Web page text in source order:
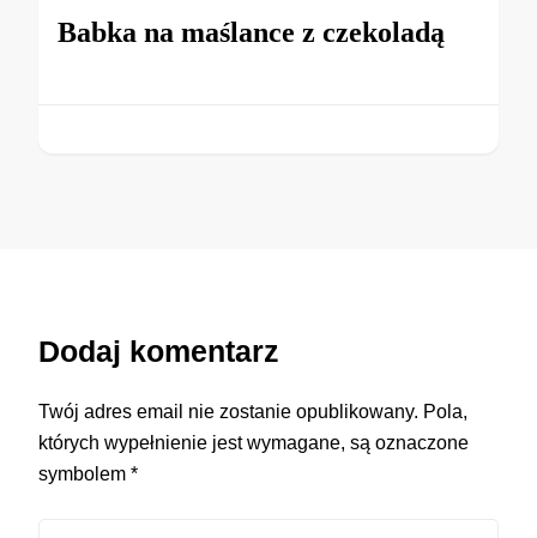
Babka na maślance z czekoladą
Dodaj komentarz
Twój adres email nie zostanie opublikowany. Pola,
których wypełnienie jest wymagane, są oznaczone
symbolem *